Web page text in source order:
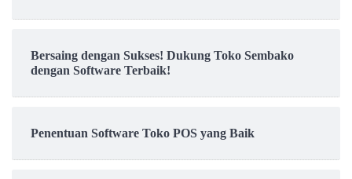
Bersaing dengan Sukses! Dukung Toko Sembako
dengan Software Terbaik!
Penentuan Software Toko POS yang Baik